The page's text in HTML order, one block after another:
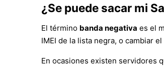
¿Se puede sacar mi
El término banda negativa es el
IMEI de la lista negra, o cambiar
En ocasiones existen servidores